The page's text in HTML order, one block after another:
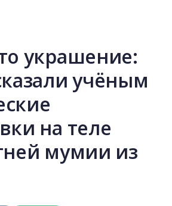
украшение:
учёным
на теле
мумии из